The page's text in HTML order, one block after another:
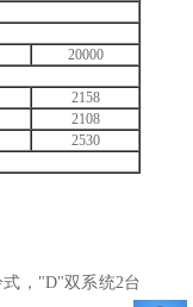
20000
2158
2108
2530
式，"D"双系统2台